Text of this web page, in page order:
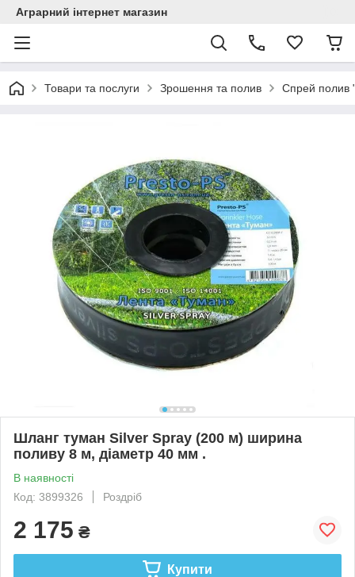
Аграрний інтернет магазин
Товари та послуги Зрошення та полив Спрей полив
Шланг туман Silver Spray (200 м) ширина
поливу 8 м, діаметр 40 мм .
В наявності
Код: 3899326
Роздріб
2 175 ₴
Купити